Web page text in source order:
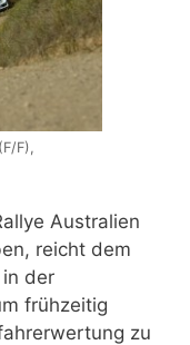
F),
Australien
reicht dem
in der
frühzeitig
zu